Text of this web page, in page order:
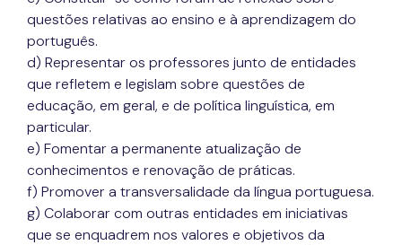
questões relativas ao ensino e à aprendizagem do
português.
d) Representar os professores junto de entidades
que refletem e legislam sobre questões de
educação, em geral, e de política linguística, em
particular.
e) Fomentar a permanente atualização de
conhecimentos e renovação de práticas.
f) Promover a transversalidade da língua portuguesa.
g) Colaborar com outras entidades em iniciativas
que se enquadrem nos valores e objetivos da